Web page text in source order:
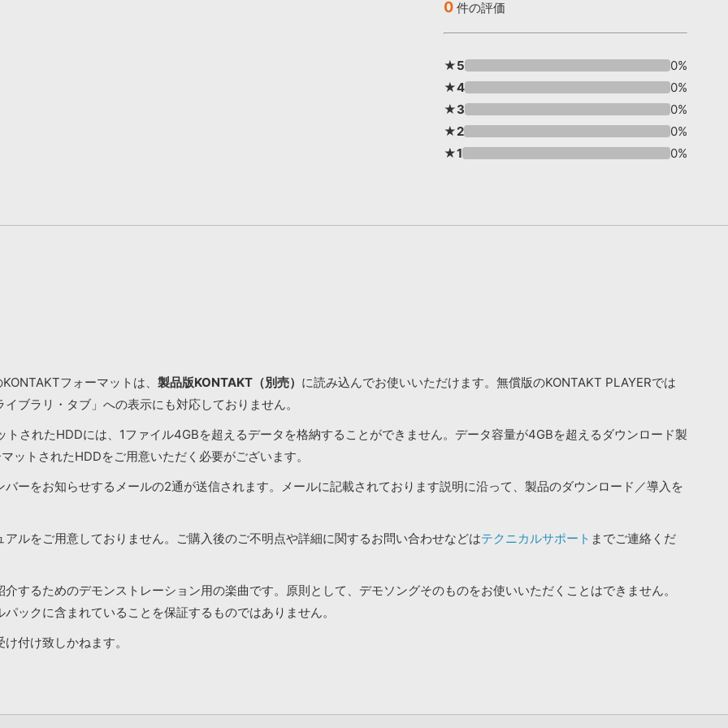
0 件の評価
★5
0%
★4
0%
★3
0%
★2
0%
★1
0%
フォーマットは、 製品版KONTAKT（別売） に読み込んでお使いいただけます。無償版のKONTAKT PLAYERでは
ブラリ・タブ」への表示にも対応しておりません。
トされたHDDには、1ファイル4GBを超えるデータを格納することができません。データ容量が4GBを超えるダウンロード製
ットされたHDDをご用意いただく必要がございます。
ーをお知らせするメールの2通が送信されます。メールに記載されております説明に沿って、製品のダウンロード／導入を
ルをご用意しておりません。ご購入後のご不明点や詳細に関するお問い合わせなどはテクニカルサポート までご連絡くだ
するためのデモンストレーション用の楽曲です。原則として、デモソングそのものをお使いいただくことはできません。
ックに含まれていることを保証するものではありません。
付け致しかねます。